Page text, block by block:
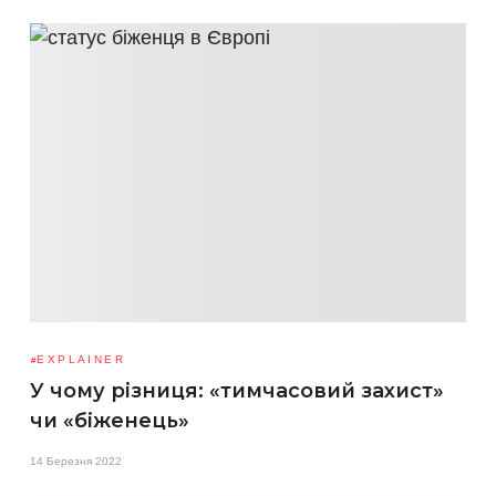
EXPLAINER
У чому різниця: «тимчасовий захист»
чи «біженець»
14 Березня 2022